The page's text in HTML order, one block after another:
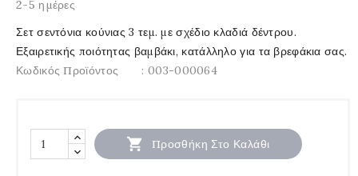
2-5 ημέρες
Σετ σεντόνια κούνιας 3 τεμ. με σχέδιο κλαδιά δέντρου.
Εξαιρετικής ποιότητας βαμβάκι, κατάλληλο για τα βρεφάκια σας.
Κωδικός Προϊόντος
: 003-000064
 Προσθήκη Στο Καλάθι